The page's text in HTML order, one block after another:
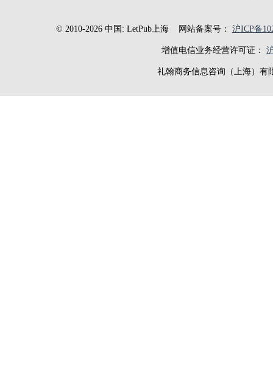
© 2010-2026 中国: LetPub上海网站备案号： 沪ICP备
增值电信业务经营许可证：
礼翰商务信息咨询（上海）